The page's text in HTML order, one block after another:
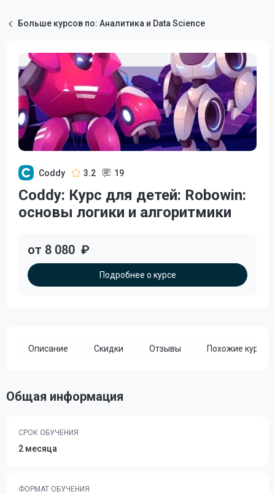
Больше курсов по: Аналитика и Data Science
Coddy 3.2 19
Coddy: Курс для детей: Robowin:
основы логики и алгоритмики
от 8 080 ₽
Подробнее о курсе
Описание Скидки Отзывы Похожие курсы
Общая информация
СРОК ОБУЧЕНИЯ
2 месяца
ФОРМАТ ОБУЧЕНИЯ